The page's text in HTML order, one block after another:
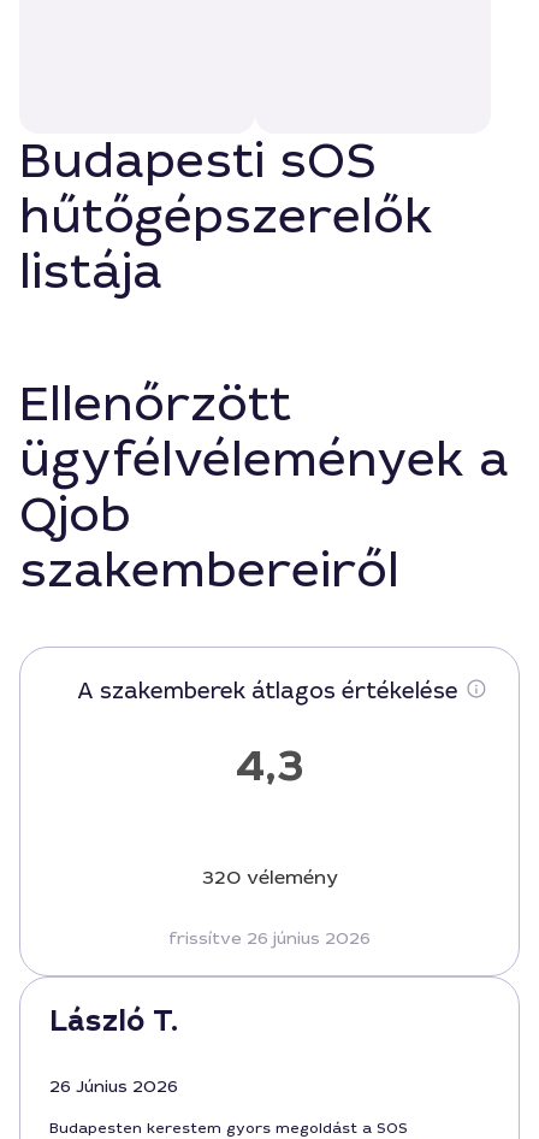
Budapesti sOS
hűtőgépszerelők
listája
Ellenőrzött
ügyfélvélemények a
Qjob
szakembereiről
A szakemberek átlagos értékelése
4,3
320 vélemény
frissítve 26 június 2026
László T.
26 Június 2026
Budapesten kerestem gyors megoldást a SOS